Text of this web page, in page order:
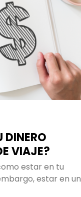
DINERO
VIAJE?
estar en tu
estar en un